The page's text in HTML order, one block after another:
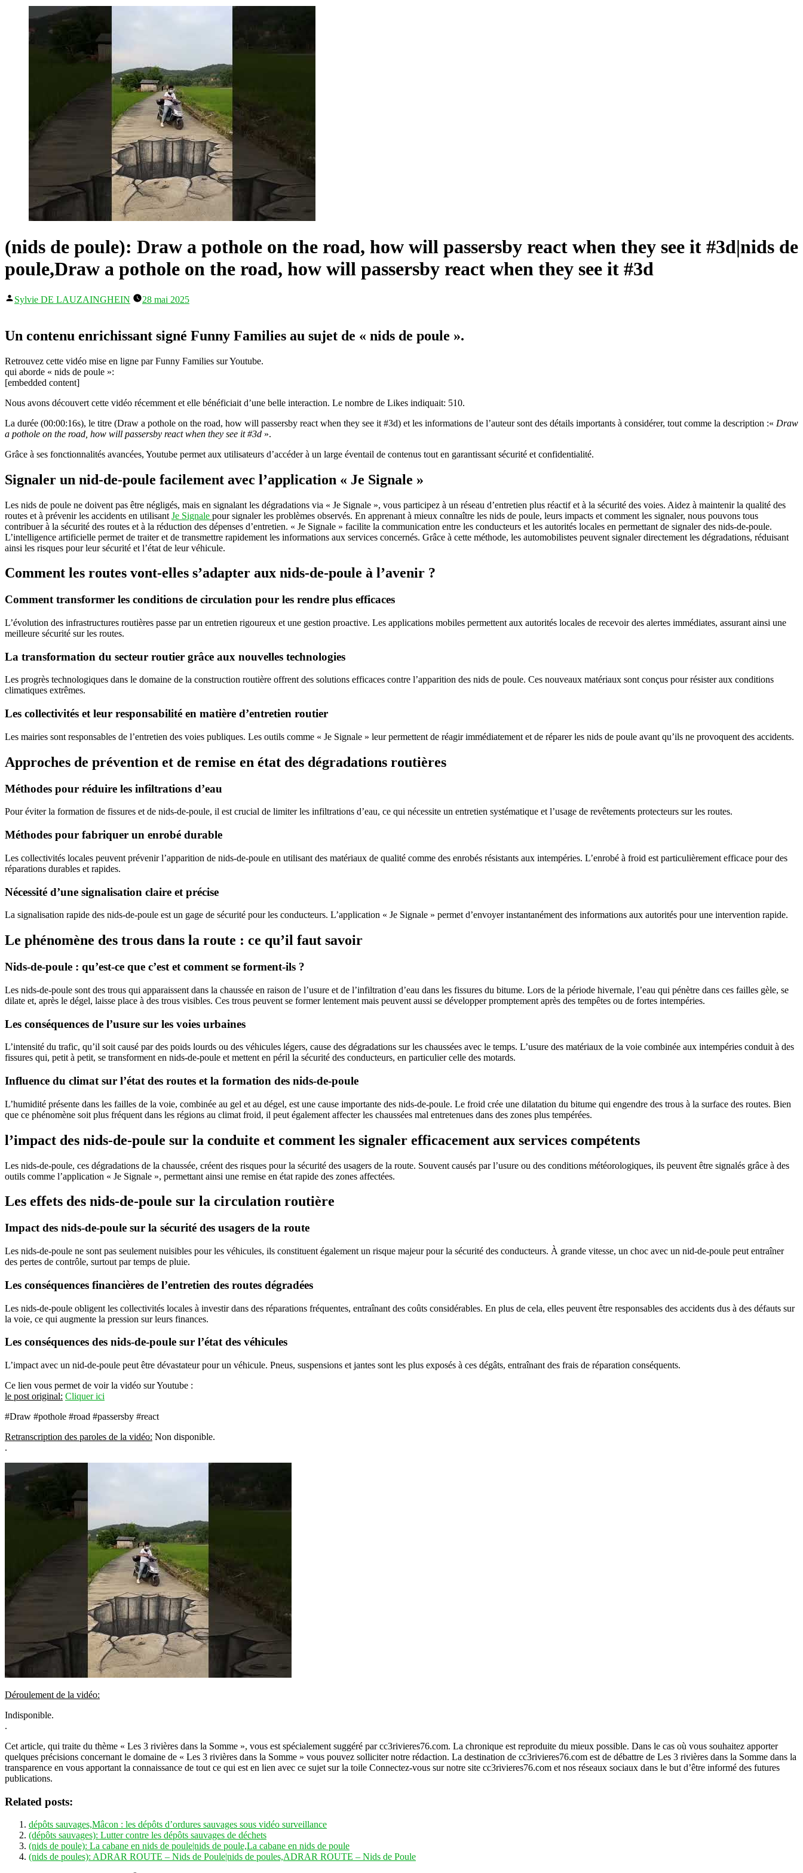
(nids de poule): Draw a pothole on the road, how will passersby react when they see it #3d|nids de
poule,Draw a pothole on the road, how will passersby react when they see it #3d
Publié
Sylvie DE LAUZAINGHEIN 28 mai 2025
Un contenu enrichissant signé Funny Families au sujet de « nids de poule ».
Retrouvez cette vidéo mise en ligne par Funny Families sur Youtube.
qui aborde « nids de poule »:
[embedded content]
Nous avons découvert cette vidéo récemment et elle bénéficiait d’une belle interaction. Le nombre de Likes indiquait: 510.
La durée (00:00:16s), le titre (Draw a pothole on the road, how will passersby react when they see it #3d) et les informations de l’auteur sont des détails importants à considérer, tout comme la description :« Draw
a pothole on the road, how will passersby react when they see it #3d ».
Grâce à ses fonctionnalités avancées, Youtube permet aux utilisateurs d’accéder à un large éventail de contenus tout en garantissant sécurité et confidentialité.
Signaler un nid-de-poule facilement avec l’application « Je Signale »
Les nids de poule ne doivent pas être négligés, mais en signalant les dégradations via « Je Signale », vous participez à un réseau d’entretien plus réactif et à la sécurité des voies. Aidez à maintenir la qualité des
routes et à prévenir les accidents en utilisant Je Signale pour signaler les problèmes observés. En apprenant à mieux connaître les nids de poule, leurs impacts et comment les signaler, nous pouvons tous
contribuer à la sécurité des routes et à la réduction des dépenses d’entretien. « Je Signale » facilite la communication entre les conducteurs et les autorités locales en permettant de signaler des nids-de-poule.
L’intelligence artificielle permet de traiter et de transmettre rapidement les informations aux services concernés. Grâce à cette méthode, les automobilistes peuvent signaler directement les dégradations, réduisant
ainsi les risques pour leur sécurité et l’état de leur véhicule.
Comment les routes vont-elles s’adapter aux nids-de-poule à l’avenir ?
Comment transformer les conditions de circulation pour les rendre plus efficaces
L’évolution des infrastructures routières passe par un entretien rigoureux et une gestion proactive. Les applications mobiles permettent aux autorités locales de recevoir des alertes immédiates, assurant ainsi une
meilleure sécurité sur les routes.
La transformation du secteur routier grâce aux nouvelles technologies
Les progrès technologiques dans le domaine de la construction routière offrent des solutions efficaces contre l’apparition des nids de poule. Ces nouveaux matériaux sont conçus pour résister aux conditions
climatiques extrêmes.
Les collectivités et leur responsabilité en matière d’entretien routier
Les mairies sont responsables de l’entretien des voies publiques. Les outils comme « Je Signale » leur permettent de réagir immédiatement et de réparer les nids de poule avant qu’ils ne provoquent des accidents.
Approches de prévention et de remise en état des dégradations routières
Méthodes pour réduire les infiltrations d’eau
Pour éviter la formation de fissures et de nids-de-poule, il est crucial de limiter les infiltrations d’eau, ce qui nécessite un entretien systématique et l’usage de revêtements protecteurs sur les routes.
Méthodes pour fabriquer un enrobé durable
Les collectivités locales peuvent prévenir l’apparition de nids-de-poule en utilisant des matériaux de qualité comme des enrobés résistants aux intempéries. L’enrobé à froid est particulièrement efficace pour des
réparations durables et rapides.
Nécessité d’une signalisation claire et précise
La signalisation rapide des nids-de-poule est un gage de sécurité pour les conducteurs. L’application « Je Signale » permet d’envoyer instantanément des informations aux autorités pour une intervention rapide.
Le phénomène des trous dans la route : ce qu’il faut savoir
Nids-de-poule : qu’est-ce que c’est et comment se forment-ils ?
Les nids-de-poule sont des trous qui apparaissent dans la chaussée en raison de l’usure et de l’infiltration d’eau dans les fissures du bitume. Lors de la période hivernale, l’eau qui pénètre dans ces failles gèle, se
dilate et, après le dégel, laisse place à des trous visibles. Ces trous peuvent se former lentement mais peuvent aussi se développer promptement après des tempêtes ou de fortes intempéries.
Les conséquences de l’usure sur les voies urbaines
L’intensité du trafic, qu’il soit causé par des poids lourds ou des véhicules légers, cause des dégradations sur les chaussées avec le temps. L’usure des matériaux de la voie combinée aux intempéries conduit à des
fissures qui, petit à petit, se transforment en nids-de-poule et mettent en péril la sécurité des conducteurs, en particulier celle des motards.
Influence du climat sur l’état des routes et la formation des nids-de-poule
L’humidité présente dans les failles de la voie, combinée au gel et au dégel, est une cause importante des nids-de-poule. Le froid crée une dilatation du bitume qui engendre des trous à la surface des routes. Bien
que ce phénomène soit plus fréquent dans les régions au climat froid, il peut également affecter les chaussées mal entretenues dans des zones plus tempérées.
l’impact des nids-de-poule sur la conduite et comment les signaler efficacement aux services compétents
Les nids-de-poule, ces dégradations de la chaussée, créent des risques pour la sécurité des usagers de la route. Souvent causés par l’usure ou des conditions météorologiques, ils peuvent être signalés grâce à des
outils comme l’application « Je Signale », permettant ainsi une remise en état rapide des zones affectées.
Les effets des nids-de-poule sur la circulation routière
Impact des nids-de-poule sur la sécurité des usagers de la route
Les nids-de-poule ne sont pas seulement nuisibles pour les véhicules, ils constituent également un risque majeur pour la sécurité des conducteurs. À grande vitesse, un choc avec un nid-de-poule peut entraîner
des pertes de contrôle, surtout par temps de pluie.
Les conséquences financières de l’entretien des routes dégradées
Les nids-de-poule obligent les collectivités locales à investir dans des réparations fréquentes, entraînant des coûts considérables. En plus de cela, elles peuvent être responsables des accidents dus à des défauts sur
la voie, ce qui augmente la pression sur leurs finances.
Les conséquences des nids-de-poule sur l’état des véhicules
L’impact avec un nid-de-poule peut être dévastateur pour un véhicule. Pneus, suspensions et jantes sont les plus exposés à ces dégâts, entraînant des frais de réparation conséquents.
Ce lien vous permet de voir la vidéo sur Youtube :
le post original: Cliquer ici
#Draw #pothole #road #passersby #react
Retranscription des paroles de la vidéo: Non disponible.
.
Déroulement de la vidéo:
Indisponible.
.
Cet article, qui traite du thème « Les 3 rivières dans la Somme », vous est spécialement suggéré par cc3rivieres76.com. La chronique est reproduite du mieux possible. Dans le cas où vous souhaitez apporter
quelques précisions concernant le domaine de « Les 3 rivières dans la Somme » vous pouvez solliciter notre rédaction. La destination de cc3rivieres76.com est de débattre de Les 3 rivières dans la Somme dans la
transparence en vous apportant la connaissance de tout ce qui est en lien avec ce sujet sur la toile Connectez-vous sur notre site cc3rivieres76.com et nos réseaux sociaux dans le but d’être informé des futures
publications.
Related posts:
dépôts sauvages,Mâcon : les dépôts d’ordures sauvages sous vidéo surveillance
(dépôts sauvages): Lutter contre les dépôts sauvages de déchets
(nids de poule): La cabane en nids de poule|nids de poule,La cabane en nids de poule
(nids de poules): ADRAR ROUTE – Nids de Poule|nids de poules,ADRAR ROUTE – Nids de Poule